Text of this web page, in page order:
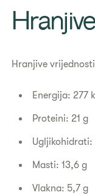
Hranjive
Energija: 277
Proteini: 21 g
Ugljikohidrati:
Masti: 13,6 g
Vlakna: 5,7 g